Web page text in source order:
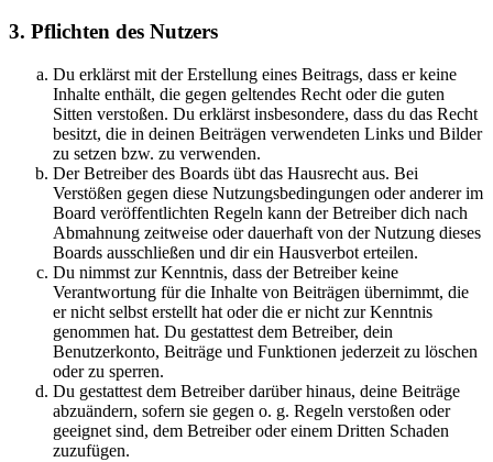
3. Pflichten des Nutzers
Du erklärst mit der Erstellung eines Beitrags, dass er keine
Inhalte enthält, die gegen geltendes Recht oder die guten
Sitten verstoßen. Du erklärst insbesondere, dass du das Recht
besitzt, die in deinen Beiträgen verwendeten Links und Bilder
zu setzen bzw. zu verwenden.
Der Betreiber des Boards übt das Hausrecht aus. Bei
Verstößen gegen diese Nutzungsbedingungen oder anderer im
Board veröffentlichten Regeln kann der Betreiber dich nach
Abmahnung zeitweise oder dauerhaft von der Nutzung dieses
Boards ausschließen und dir ein Hausverbot erteilen.
Du nimmst zur Kenntnis, dass der Betreiber keine
Verantwortung für die Inhalte von Beiträgen übernimmt, die
er nicht selbst erstellt hat oder die er nicht zur Kenntnis
genommen hat. Du gestattest dem Betreiber, dein
Benutzerkonto, Beiträge und Funktionen jederzeit zu löschen
oder zu sperren.
Du gestattest dem Betreiber darüber hinaus, deine Beiträge
abzuändern, sofern sie gegen o. g. Regeln verstoßen oder
geeignet sind, dem Betreiber oder einem Dritten Schaden
zuzufügen.